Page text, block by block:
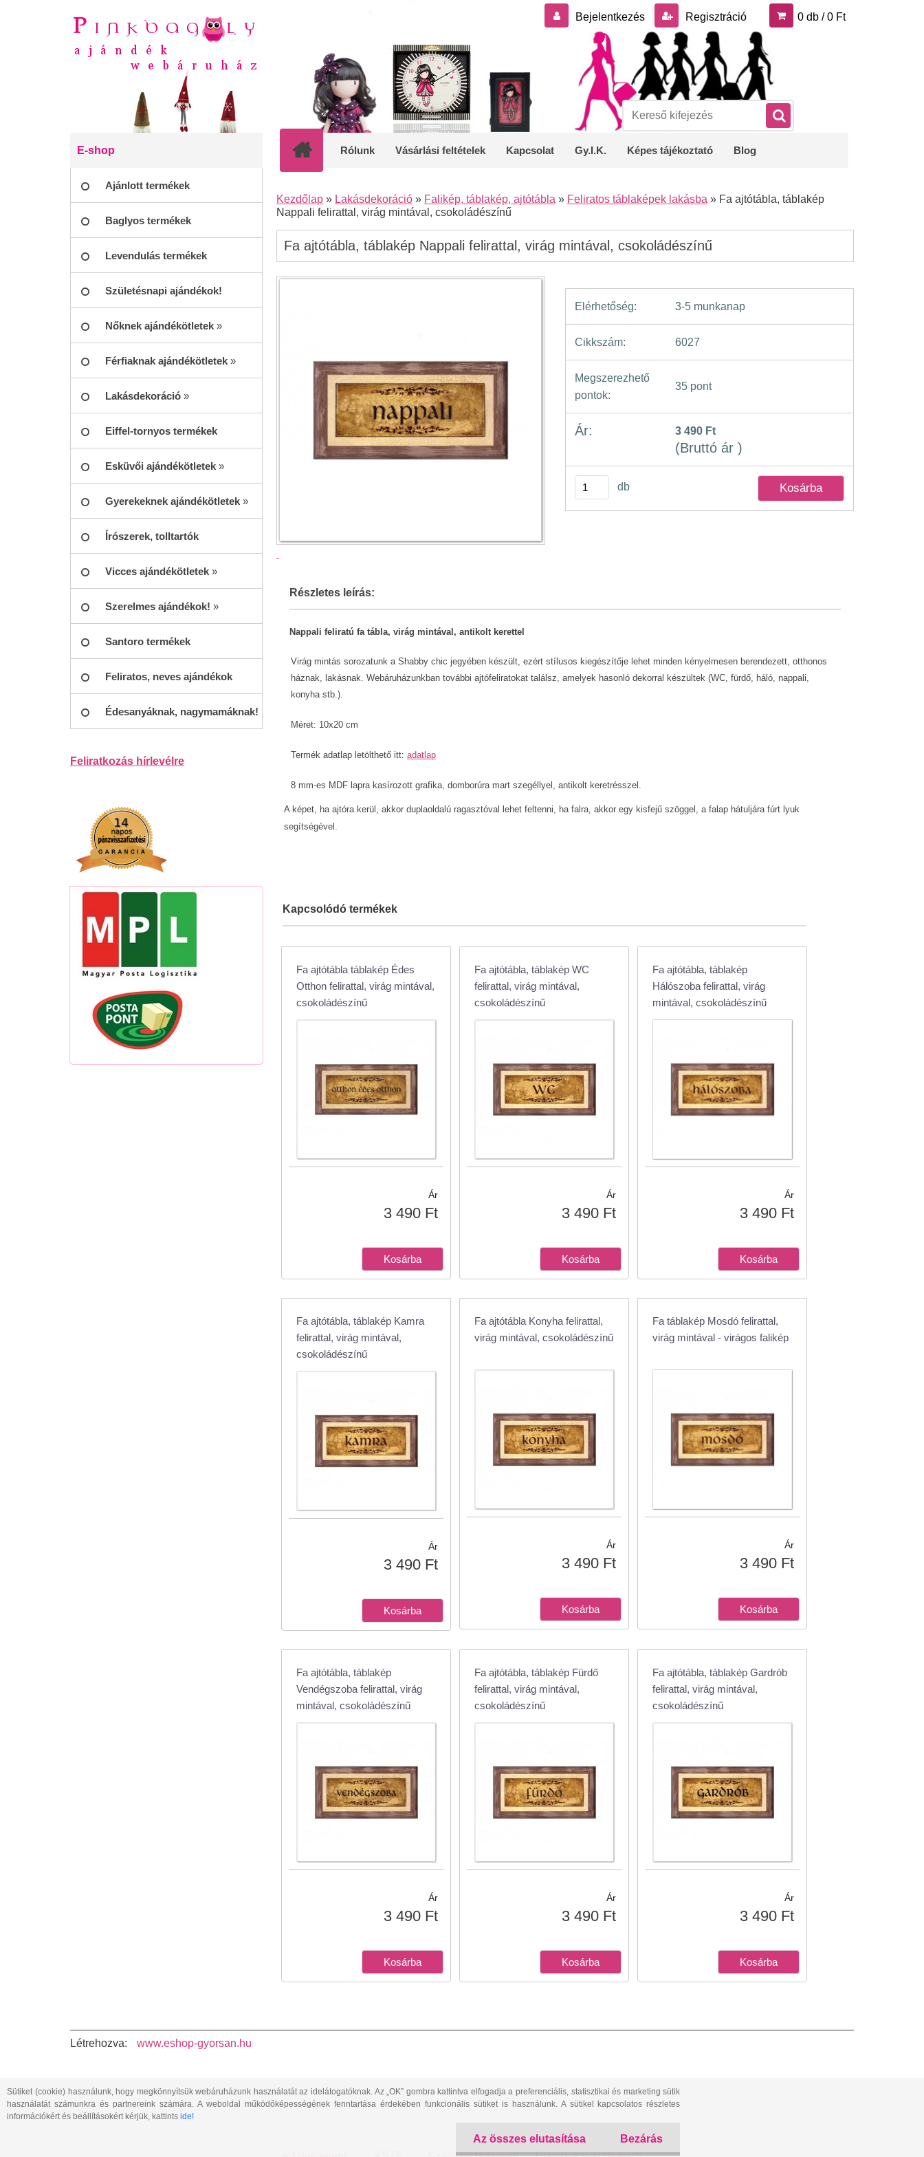
Sütiket (cookie) használunk, hogy megkönnyítsük webáruházunk használatát az idelátogatóknak. Az „OK” gombra kattintva elfogadja a preferenciális, statisztikai és marketing sütik
használatát számunkra és partnereink számára. A weboldal működőképességének fenntartása érdekében funkcionális sütiket is használunk. A sütikel kapcsolatos részletes
információkért és beállításokért kérjük, kattintside!
Az összes elutasítása Bezárás
Bejelentkezés Regisztráció 0 db / 0 Ft
Rólunk Vásárlási feltételek Kapcsolat Gy.I.K. Képes tájékoztató Blog
E-shop
Ajánlott termékek
Baglyos termékek
Levendulás termékek
Születésnapi ajándékok!
Nőknek ajándékötletek »
Férfiaknak ajándékötletek »
Lakásdekoráció »
Eiffel-tornyos termékek
Esküvői ajándékötletek »
Gyerekeknek ajándékötletek »
Írószerek, tolltartók
Vicces ajándékötletek »
Szerelmes ajándékok! »
Santoro termékek
Feliratos, neves ajándékok
Édesanyáknak, nagymamáknak!
Feliratkozás hírlevélre
Kezdőlap » Lakásdekoráció » Falikép, táblakép, ajtótábla » Feliratos táblaképek lakásba » Fa ajtótábla, táblakép
Nappali felirattal, virág mintával, csokoládészínű
Fa ajtótábla, táblakép Nappali felirattal, virág mintával, csokoládészínű
Elérhetőség: 3-5 munkanap
Cikkszám: 6027
Megszerezhető
pontok:
35 pont
Ár: 3 490 Ft
(Bruttó ár )
db
Részletes leírás:
Nappali feliratú fa tábla, virág mintával, antikolt kerettel
Virág mintás sorozatunk a Shabby chic jegyében készült, ezért stílusos kiegészítője lehet minden kényelmesen berendezett, otthonos
háznak, lakásnak. Webáruházunkban további ajtófeliratokat találsz, amelyek hasonló dekorral készültek (WC, fürdő, háló, nappali,
konyha stb.).
Méret: 10x20 cm
Termék adatlap letölthető itt: adatlap
8 mm-es MDF lapra kasírozott grafika, domborúra mart szegéllyel, antikolt keretrésszel.
A képet, ha ajtóra kerül, akkor duplaoldalú ragasztóval lehet feltenni, ha falra, akkor egy kisfejű szöggel, a falap hátuljára fúrt lyuk
segítségével.
Kapcsolódó termékek
Fa ajtótábla táblakép Édes
Otthon felirattal, virág mintával,
csokoládészínű
Ár
3 490 Ft
Fa ajtótábla, táblakép WC
felirattal, virág mintával,
csokoládészínű
Ár
3 490 Ft
Fa ajtótábla, táblakép
Hálószoba felirattal, virág
mintával, csokoládészínű
Ár
3 490 Ft
Fa ajtótábla, táblakép Kamra
felirattal, virág mintával,
csokoládészínű
Ár
3 490 Ft
Fa ajtótábla Konyha felirattal,
virág mintával, csokoládészínű
Ár
3 490 Ft
Fa táblakép Mosdó felirattal,
virág mintával - virágos falikép
Ár
3 490 Ft
Fa ajtótábla, táblakép
Vendégszoba felirattal, virág
mintával, csokoládészínű
Ár
3 490 Ft
Fa ajtótábla, táblakép Fürdő
felirattal, virág mintával,
csokoládészínű
Ár
3 490 Ft
Fa ajtótábla, táblakép Gardrób
felirattal, virág mintával,
csokoládészínű
Ár
3 490 Ft
Létrehozva: www.eshop-gyorsan.hu